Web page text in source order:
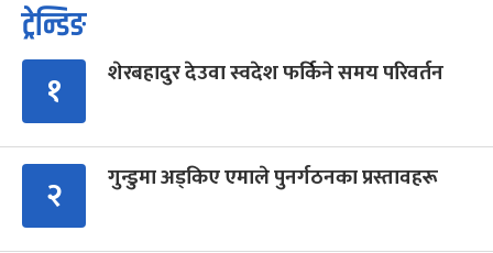
ट्रेन्डिङ
१ शेरबहादुर देउवा स्वदेश फर्किने समय परिवर्तन
२ गुन्डुमा अड्किए एमाले पुनर्गठनका प्रस्तावहरू